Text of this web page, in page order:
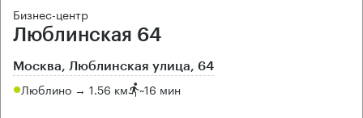
Бизнес-центр
Люблинская 64
Москва, Люблинская улица, 64
Люблино → 1.56 км ~16 мин